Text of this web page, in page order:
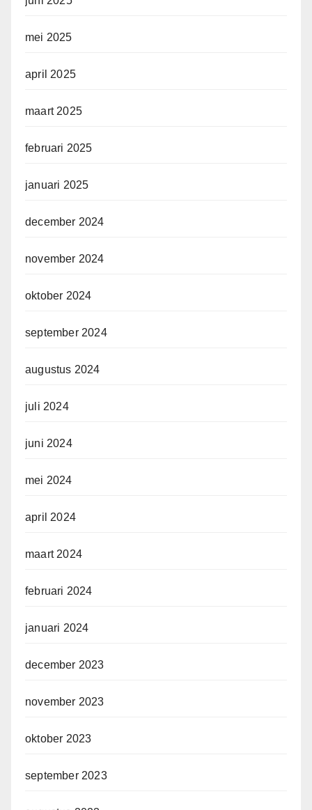
mei 2025
april 2025
maart 2025
februari 2025
januari 2025
december 2024
november 2024
oktober 2024
september 2024
augustus 2024
juli 2024
juni 2024
mei 2024
april 2024
maart 2024
februari 2024
januari 2024
december 2023
november 2023
oktober 2023
september 2023